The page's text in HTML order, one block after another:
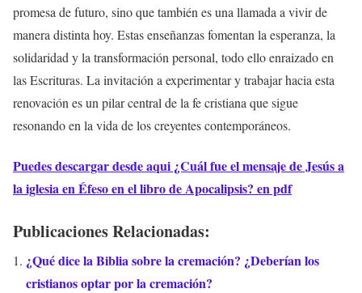
promesa de futuro, sino que también es una llamada a vivir de
manera distinta hoy. Estas enseñanzas fomentan la esperanza, la
solidaridad y la transformación personal, todo ello enraizado en
las Escrituras. La invitación a experimentar y trabajar hacia esta
renovación es un pilar central de la fe cristiana que sigue
resonando en la vida de los creyentes contemporáneos.
Puedes descargar desde aqui ¿Cuál fue el mensaje de Jesús a
la iglesia en Éfeso en el libro de Apocalipsis? en pdf
Publicaciones Relacionadas:
¿Qué dice la Biblia sobre la cremación? ¿Deberían los
cristianos optar por la cremación?